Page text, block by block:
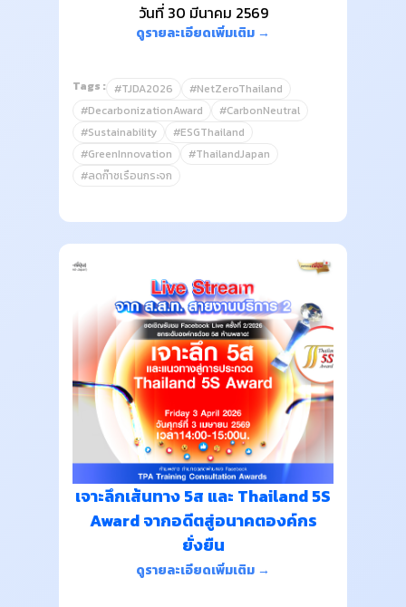
วันที่ 30 มีนาคม 2569
ดูรายละเอียดเพิ่มเติม →
Tags : #TJDA2026
#NetZeroThailand
#DecarbonizationAward
#CarbonNeutral
#Sustainability
#ESGThailand
#GreenInnovation
#ThailandJapan
#ลดก๊าซเรือนกระจก
เจาะลึกเส้นทาง 5ส และ Thailand 5S
Award จากอดีตสู่อนาคตองค์กร
ยั่งยืน
ดูรายละเอียดเพิ่มเติม →